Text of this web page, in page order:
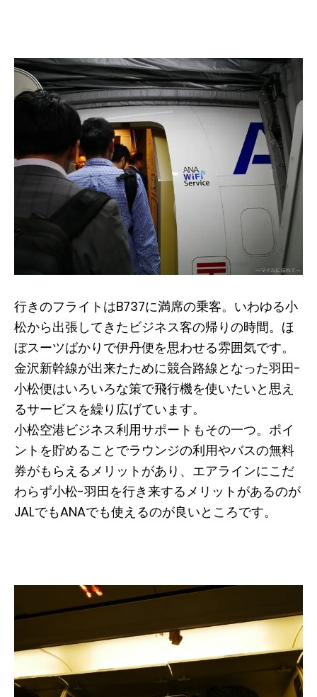
行きのフライトはB737に満席の乗客。いわゆる小
松から出張してきたビジネス客の帰りの時間。ほ
ぼスーツばかりで伊丹便を思わせる雰囲気です。
金沢新幹線が出来たために競合路線となった羽田-
小松便はいろいろな策で飛行機を使いたいと思え
るサービスを繰り広げています。
小松空港ビジネス利用サポートもその一つ。ポイ
ントを貯めることでラウンジの利用やバスの無料
券がもらえるメリットがあり、エアラインにこだ
わらず小松-羽田を行き来するメリットがあるのが
JALでもANAでも使えるのが良いところです。